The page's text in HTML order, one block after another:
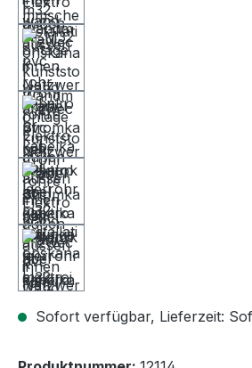
Sofort verfügbar, Lieferzeit: